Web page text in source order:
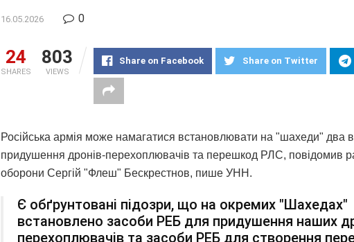
16.05.2026 0
24
SHARES
803
VIEWS
Share on Facebook Share on Twitter
Російська армія може намагатися встановлювати на "шахеди" два
придушення дронів-перехоплювачів та перешкод РЛС, повідомив
оборони Сергій "Флеш" Бескрестнов, пише УНН.
Є обґрунтовані підозри, що на окремих "Шахедах"
встановлено засоби РЕБ для придушення наших
перехоплювачів та засоби РЕБ для створення